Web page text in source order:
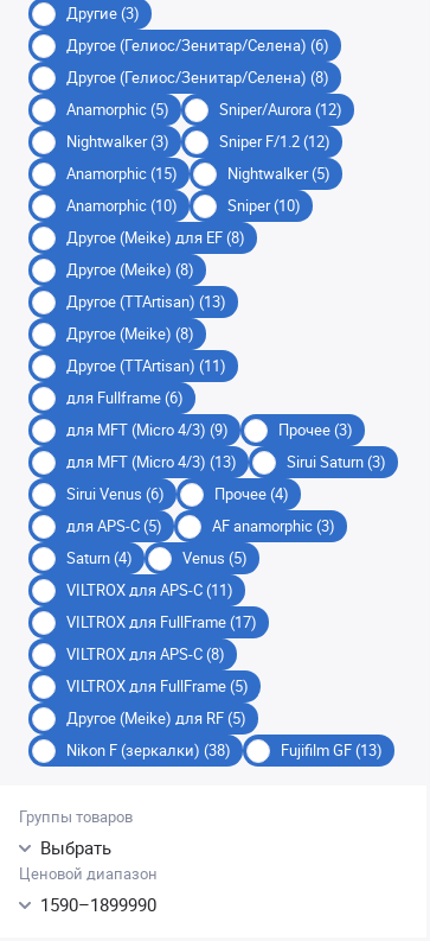
Другие (3)
Другое (Гелиос/Зенитар/Селена) (6)
Другое (Гелиос/Зенитар/Селена) (8)
Anamorphic (5)
Sniper/Aurora (12)
Nightwalker (3)
Sniper F/1.2 (12)
Anamorphic (15)
Nightwalker (5)
Anamorphic (10)
Sniper (10)
Другое (Meike) для EF (8)
Другое (Meike) (8)
Другое (TTArtisan) (13)
Другое (Meike) (8)
Другое (TTArtisan) (11)
для Fullframe (6)
для MFT (Micro 4/3) (9)
Прочее (3)
для MFT (Micro 4/3) (13)
Sirui Saturn (3)
Sirui Venus (6)
Прочее (4)
для APS-C (5)
AF anamorphic (3)
Saturn (4)
Venus (5)
VILTROX для APS-C (11)
VILTROX для FullFrame (17)
VILTROX для APS-C (8)
VILTROX для FullFrame (5)
Другое (Meike) для RF (5)
Nikon F (зеркалки) (38)
Fujifilm GF (13)
Группы товаров
Выбрать
Ценовой диапазон
1590–1899990